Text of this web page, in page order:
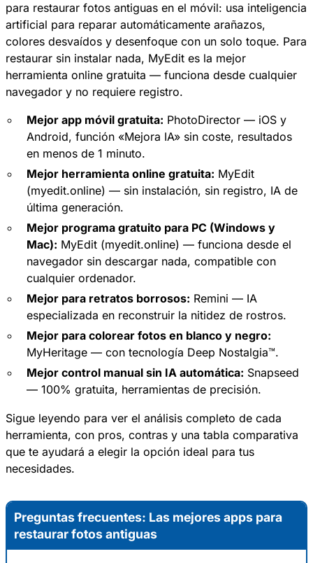
para restaurar fotos antiguas en el móvil: usa inteligencia
artificial para reparar automáticamente arañazos,
colores desvaídos y desenfoque con un solo toque. Para
restaurar sin instalar nada, MyEdit es la mejor
herramienta online gratuita — funciona desde cualquier
navegador y no requiere registro.
Mejor app móvil gratuita: PhotoDirector — iOS y
Android, función «Mejora IA» sin coste, resultados
en menos de 1 minuto.
Mejor herramienta online gratuita: MyEdit
(myedit.online) — sin instalación, sin registro, IA de
última generación.
Mejor programa gratuito para PC (Windows y
Mac): MyEdit (myedit.online) — funciona desde el
navegador sin descargar nada, compatible con
cualquier ordenador.
Mejor para retratos borrosos: Remini — IA
especializada en reconstruir la nitidez de rostros.
Mejor para colorear fotos en blanco y negro:
MyHeritage — con tecnología Deep Nostalgia™.
Mejor control manual sin IA automática: Snapseed
— 100% gratuita, herramientas de precisión.
Sigue leyendo para ver el análisis completo de cada
herramienta, con pros, contras y una tabla comparativa
que te ayudará a elegir la opción ideal para tus
necesidades.
Preguntas frecuentes: Las mejores apps para
restaurar fotos antiguas